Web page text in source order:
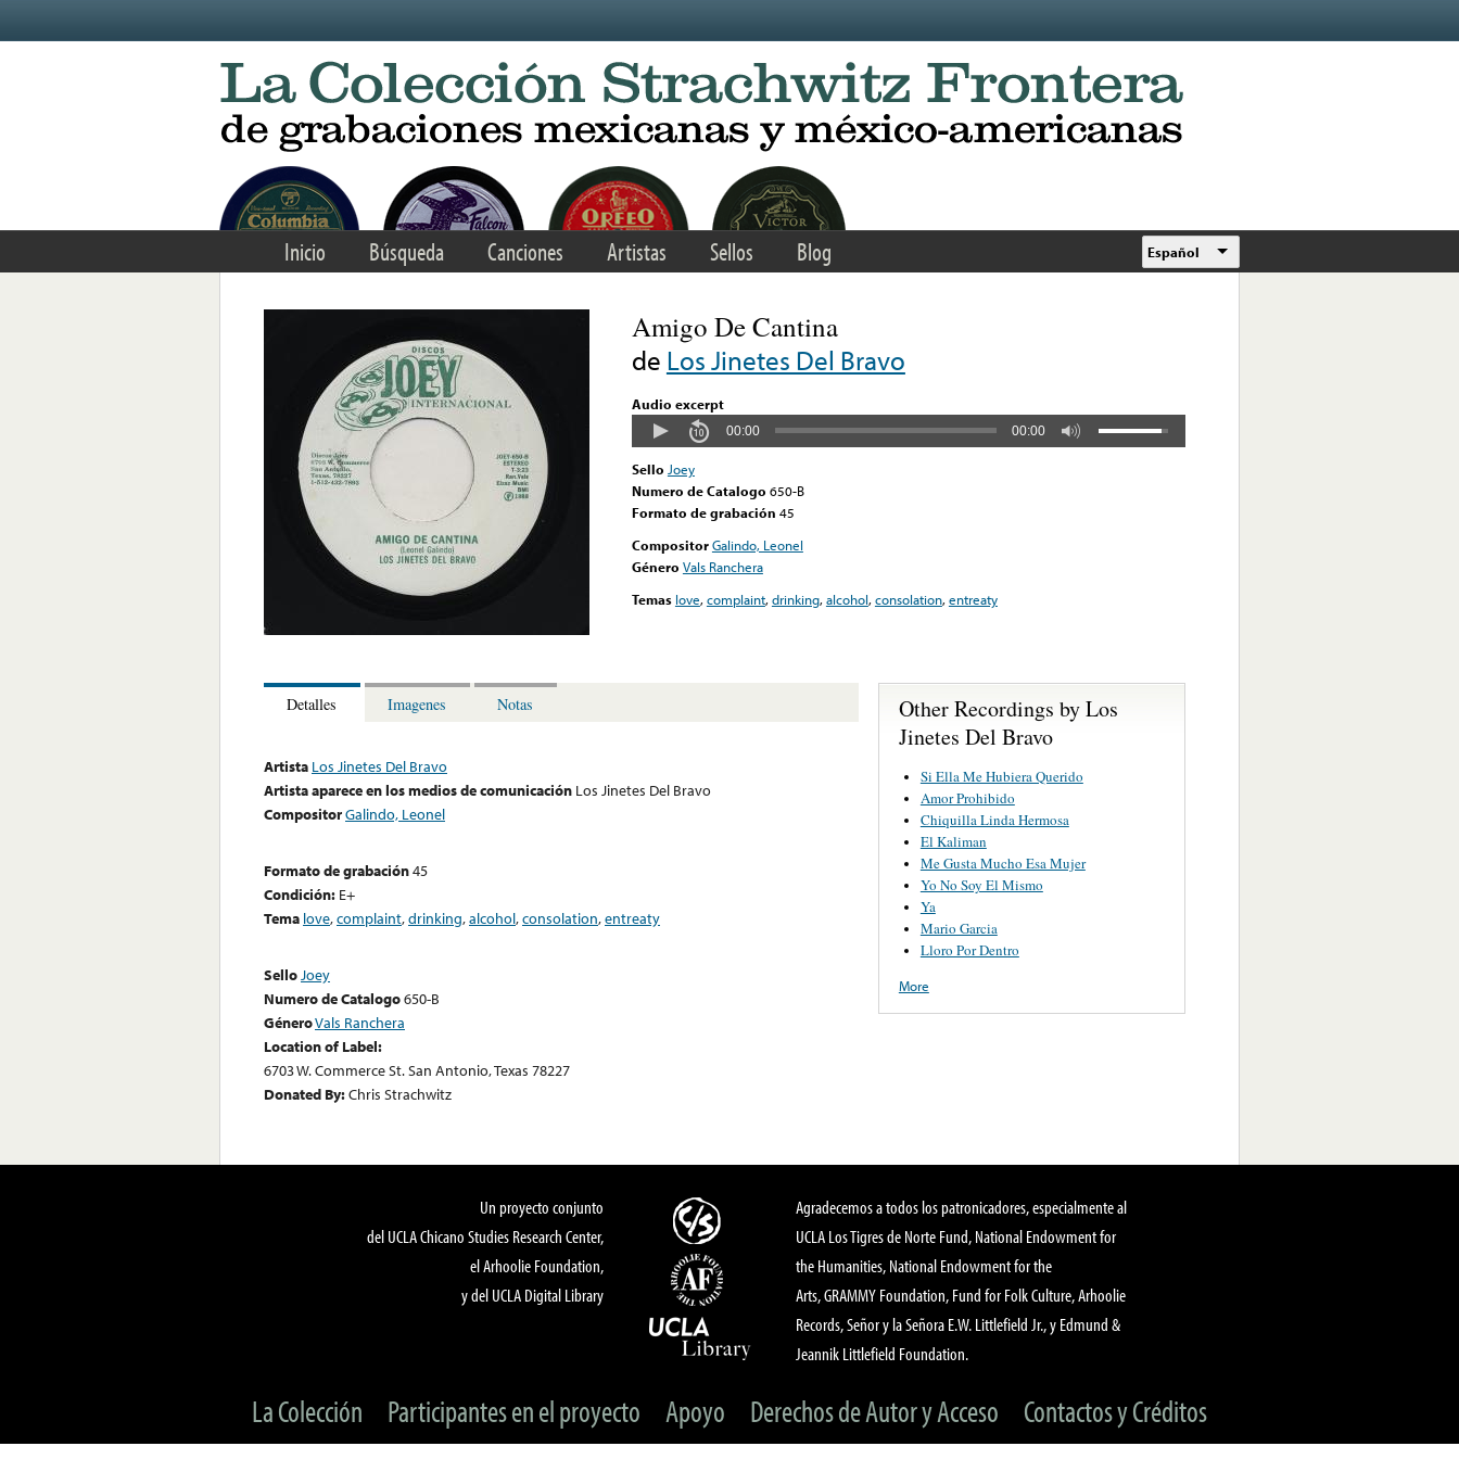
Inicio Búsqueda Canciones Artistas Sellos Blog Español
Amigo De Cantina
de Los Jinetes Del Bravo
Audio excerpt
00:00 00:00
Sello Joey
Numero de Catalogo 650-B
Formato de grabación 45
CompositorGalindo, Leonel
Género Vals Ranchera
Temas love,complaint,drinking,alcohol,consolation,entreaty
Detalles Imagenes Notas
Artista Los Jinetes Del Bravo
Artista aparece en los medios de comunicación Los Jinetes Del Bravo
CompositorGalindo, Leonel
Formato de grabación45
Condición: E+
Tema love,complaint,drinking,alcohol,consolation,entreaty
SelloJoey
Numero de Catalogo650-B
GéneroVals Ranchera
Location of Label:
6703 W. Commerce St. San Antonio, Texas 78227
Donated By:Chris Strachwitz
Other Recordings by Los
Jinetes Del Bravo
Si Ella Me Hubiera Querido
Amor Prohibido
Chiquilla Linda Hermosa
El Kaliman
Me Gusta Mucho Esa Mujer
Yo No Soy El Mismo
Ya
Mario Garcia
Lloro Por Dentro
More
Un proyecto conjunto
del UCLA Chicano Studies Research Center,
el Arhoolie Foundation,
y del UCLA Digital Library
Agradecemos a todos los patronicadores, especialmente al
UCLA Los Tigres de Norte Fund, National Endowment for
the Humanities, National Endowment for the
Arts, GRAMMY Foundation, Fund for Folk Culture, Arhoolie
Records, Señor y la Señora E.W. Littlefield Jr., y Edmund &
Jeannik Littlefield Foundation.
La Colección Participantes en el proyecto Apoyo Derechos de Autor y Acceso Contactos y Créditos